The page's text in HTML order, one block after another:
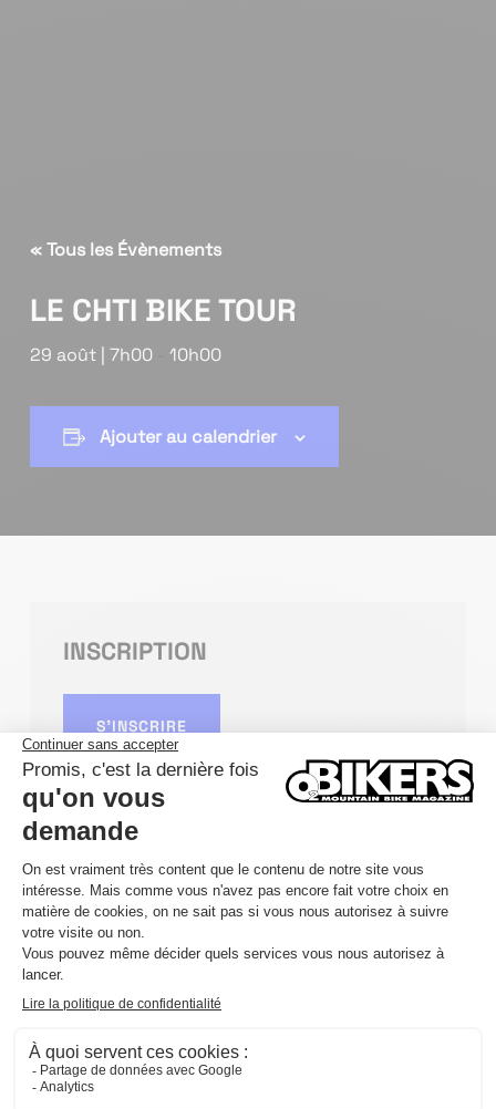
« Tous les Évènements
LE CHTI BIKE TOUR
29 août | 7h00- 10h00
Ajouter au calendrier
INSCRIPTION
S'INSCRIRE
DÉTAILS
DATE
CATÉGORIE
Gravel, Randonnée VTT
LIEU